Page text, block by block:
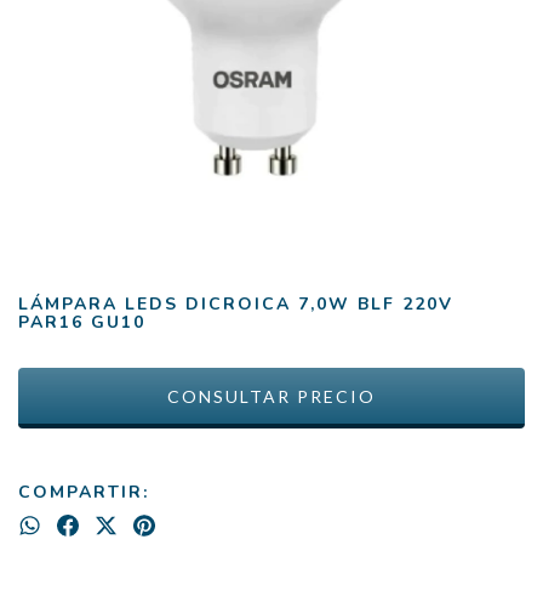
LÁMPARA LEDS DICROICA 7,0W BLF 220V
PAR16 GU10
COMPARTIR: